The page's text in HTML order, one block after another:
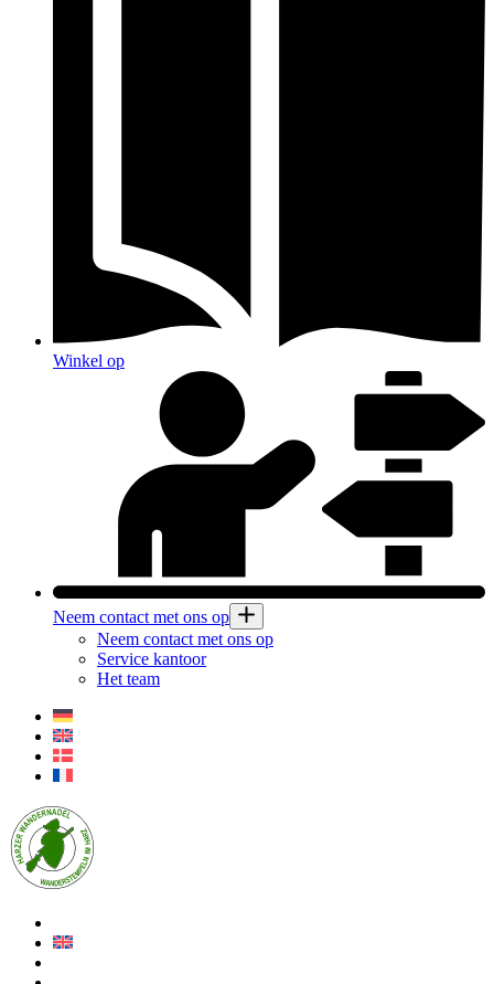
Winkel op
Neem contact met ons op
Neem contact met ons op
Service kantoor
Het team